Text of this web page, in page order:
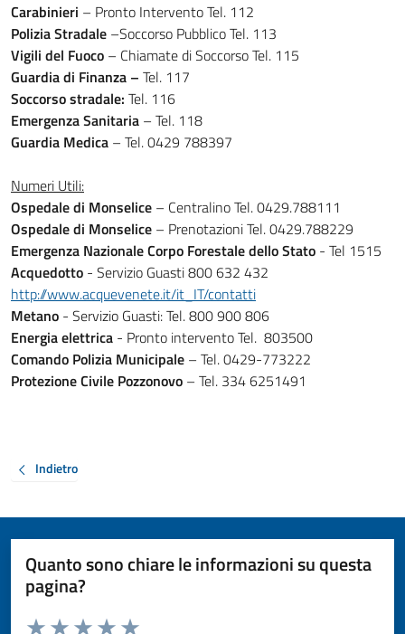
Carabinieri – Pronto Intervento Tel. 112
Polizia Stradale –Soccorso Pubblico Tel. 113
Vigili del Fuoco – Chiamate di Soccorso Tel. 115
Guardia di Finanza – Tel. 117
Soccorso stradale: Tel. 116
Emergenza Sanitaria – Tel. 118
Guardia Medica – Tel. 0429 788397
Numeri Utili:
Ospedale di Monselice – Centralino Tel. 0429.788111
Ospedale di Monselice – Prenotazioni Tel. 0429.788229
Emergenza Nazionale Corpo Forestale dello Stato - Tel 1515
Acquedotto - Servizio Guasti 800 632 432
http://www.acquevenete.it/it_IT/contatti
Metano - Servizio Guasti: Tel. 800 900 806
Energia elettrica - Pronto intervento Tel. 803500
Comando Polizia Municipale – Tel. 0429-773222
Protezione Civile Pozzonovo – Tel. 334 6251491
Indietro
Quanto sono chiare le informazioni su questa
pagina?
Valuta da 1 a 5 stelle la pagina